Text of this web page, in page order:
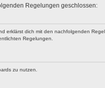
Regelungen geschlossen:
erklärst dich mit den nachfolgenden
Regelungen.
zu nutzen.